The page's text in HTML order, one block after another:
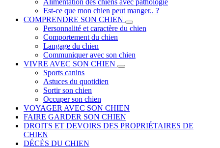
Alimentation des chiens avec pathologie
Est-ce que mon chien peut manger.. ?
COMPRENDRE SON CHIEN
Personnalité et caractère du chien
Comportement du chien
Langage du chien
Communiquer avec son chien
VIVRE AVEC SON CHIEN
Sports canins
Astuces du quotidien
Sortir son chien
Occuper son chien
VOYAGER AVEC SON CHIEN
FAIRE GARDER SON CHIEN
DROITS ET DEVOIRS DES PROPRIÉTAIRES DE
CHIEN
DÉCÈS DU CHIEN